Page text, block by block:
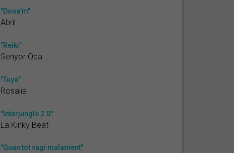
"Dona'm"
Abril
"Reiki"
Senyor Oca
"Tuya"
Rosalia
"Interjungle 2.0"
La Kinky Beat
"Quan tot vagi malament"